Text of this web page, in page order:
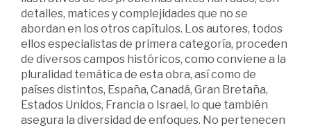
detalles, matices y complejidades que no se
abordan en los otros capítulos. Los autores, todos
ellos especialistas de primera categoría, proceden
de diversos campos históricos, como conviene a la
pluralidad temática de esta obra, así como de
países distintos, España, Canadá, Gran Bretaña,
Estados Unidos, Francia o Israel, lo que también
asegura la diversidad de enfoques. No pertenecen